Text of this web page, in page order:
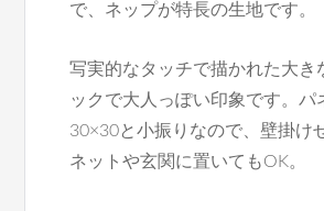
で、ネップが特長の生地です。
写実的なタッチで描かれた大き
ックで大人っぽい印象です。パ
30×30と小振りなので、壁掛け
ネットや玄関に置いてもOK。